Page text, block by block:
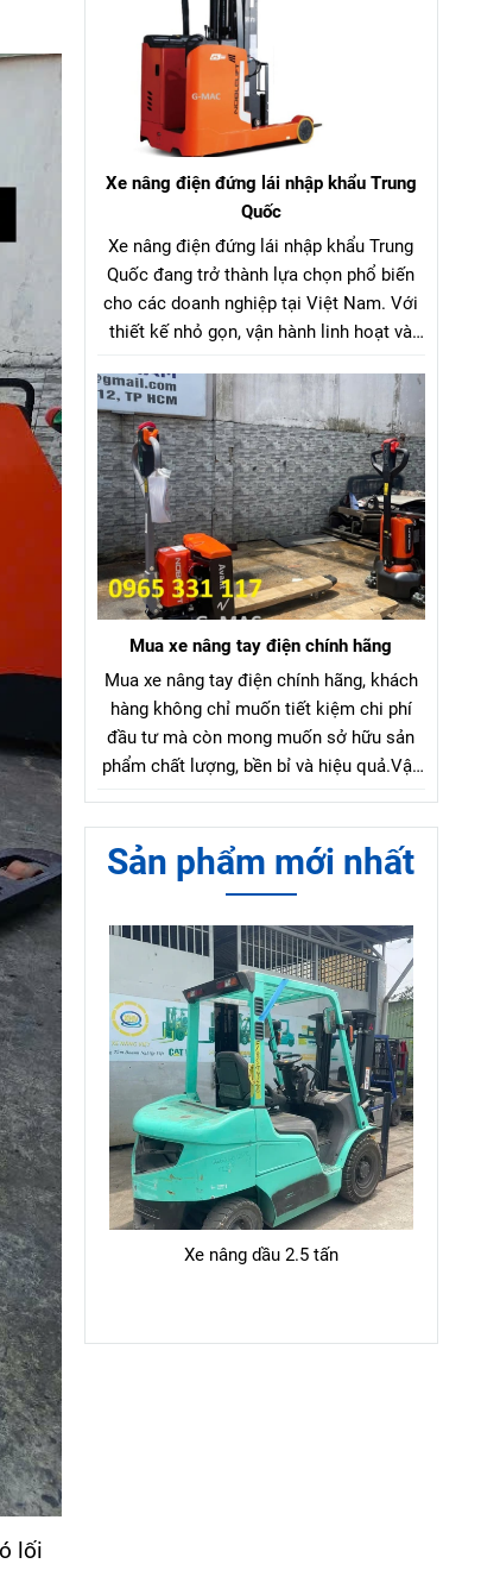
lối
Xe nâng điện đứng lái nhập khẩu Trung
Quốc
Xe nâng điện đứng lái nhập khẩu Trung
Quốc đang trở thành lựa chọn phổ biến
cho các doanh nghiệp tại Việt Nam. Với
thiết kế nhỏ gọn, vận hành linh hoạt và
lái nhập khẩu Trung Quốc này mang đến
hiệu quả tối ưu trong việc xếp dỡ, nâng
hạ hàng hóa tại kho xưởng, siêu thị, nhà
máy và trung tâm logistics.
Mua xe nâng tay điện chính hãng
Mua xe nâng tay điện chính hãng, khách
hàng không chỉ muốn tiết kiệm chi phí
đầu tư mà còn mong muốn sở hữu sản
phẩm chất lượng, bền bỉ và hiệu quả.Vậy
chính hãng với mức giá hợp lý?
Sản phẩm mới nhất
Xe nâng dầu 2.5 tấn